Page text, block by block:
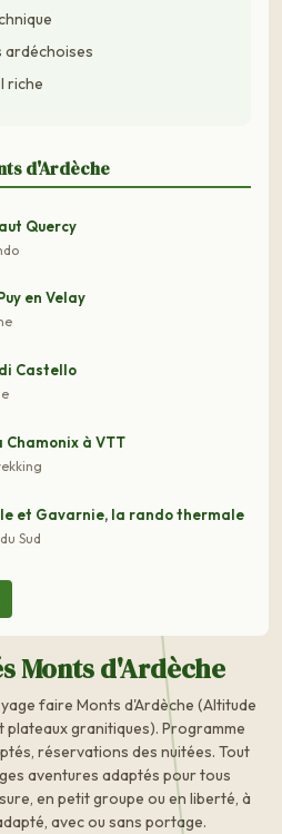
ardéchoises
riche
d'Ardèche
Quercy
en Velay
Castello
Chamonix à VTT
et Gavarnie, la rando thermale
Sud
Monts d'Ardèche
faire Monts d'Ardèche (Altitude
granitiques). Programme
réservations des nuitées. Tout
aventures adaptés pour tous
en petit groupe ou en liberté, à
avec ou sans portage.